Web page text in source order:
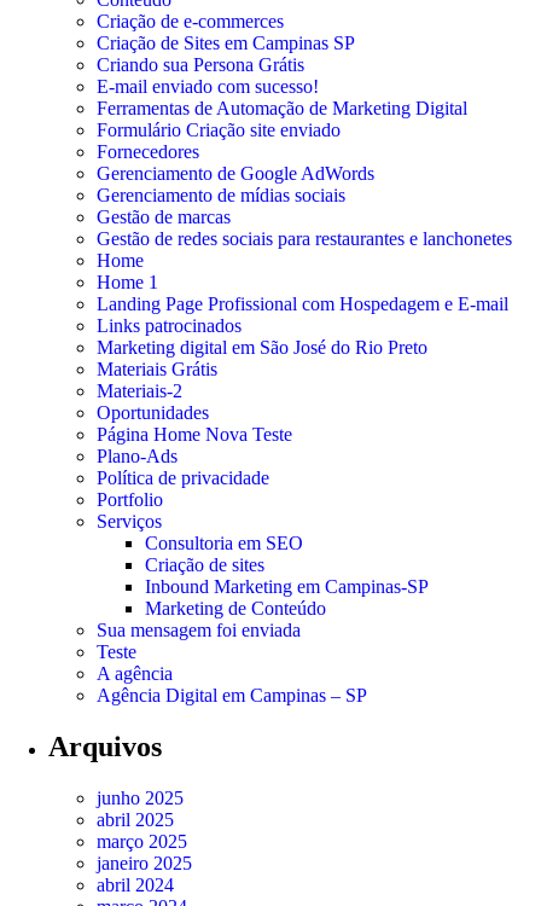
Criação de e-commerces
Criação de Sites em Campinas SP
Criando sua Persona Grátis
E-mail enviado com sucesso!
Ferramentas de Automação de Marketing Digital
Formulário Criação site enviado
Fornecedores
Gerenciamento de Google AdWords
Gerenciamento de mídias sociais
Gestão de marcas
Gestão de redes sociais para restaurantes e lanchonetes
Home
Home 1
Landing Page Profissional com Hospedagem e E-mail
Links patrocinados
Marketing digital em São José do Rio Preto
Materiais Grátis
Materiais-2
Oportunidades
Página Home Nova Teste
Plano-Ads
Política de privacidade
Portfolio
Serviços
Consultoria em SEO
Criação de sites
Inbound Marketing em Campinas-SP
Marketing de Conteúdo
Sua mensagem foi enviada
Teste
A agência
Agência Digital em Campinas – SP
Arquivos
junho 2025
abril 2025
março 2025
janeiro 2025
abril 2024